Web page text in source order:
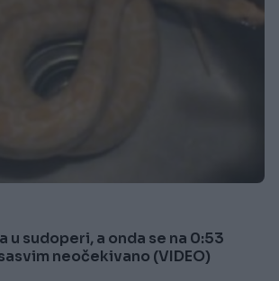
u sudoperi, a onda se na 0:53
neočekivano (VIDEO)